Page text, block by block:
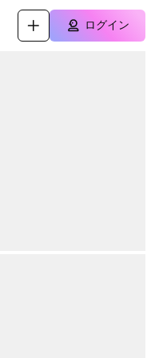
ログイン